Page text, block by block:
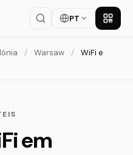
PT Baixar
/ Warsaw /
WiFi e
em